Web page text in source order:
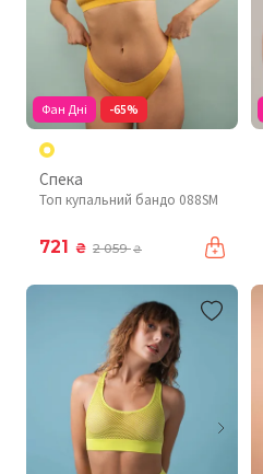
Фан Дні -65%
Спека
Топ купальний бандо 088SM
721 ₴ 2 059₴